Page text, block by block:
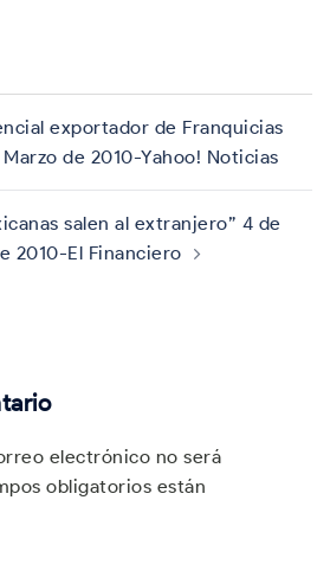
exportador de Franquicias
de 2010-Yahoo! Noticias
salen al extranjero” 4 de
2010-El Financiero
electrónico no será
obligatorios están